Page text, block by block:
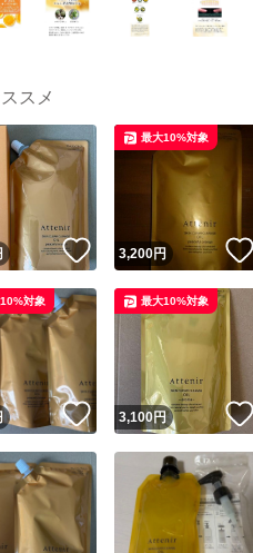
スメ
いいね！
3,200円
最大10%対象
いいね！
対象
3,100円
最大10%対象